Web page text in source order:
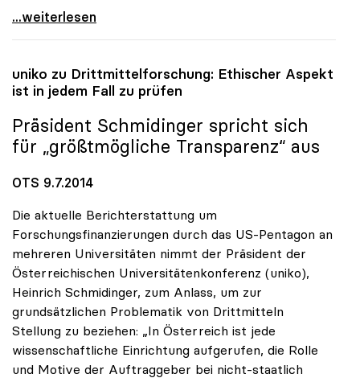
uniko pocht auf zusätzliche Milliarde für die
...weiterlesen
uniko zu Drittmittelforschung: Ethischer Aspekt
ist in jedem Fall zu prüfen
Präsident Schmidinger spricht sich
für „größtmögliche Transparenz“ aus
OTS 9.7.2014
Die aktuelle Berichterstattung um
Forschungsfinanzierungen durch das US-Pentagon an
mehreren Universitäten nimmt der Präsident der
Österreichischen Universitätenkonferenz (uniko),
Heinrich Schmidinger, zum Anlass, um zur
grundsätzlichen Problematik von Drittmitteln
Stellung zu beziehen: „In Österreich ist jede
wissenschaftliche Einrichtung aufgerufen, die Rolle
und Motive der Auftraggeber bei nicht-staatlich